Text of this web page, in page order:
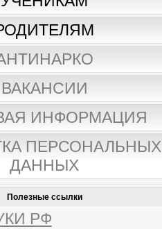
ВАКАНСИИ
ИНФОРМАЦИЯ
ПЕРСОНАЛЬНЫХ
ДАННЫХ
Полезные ссылки
РФ